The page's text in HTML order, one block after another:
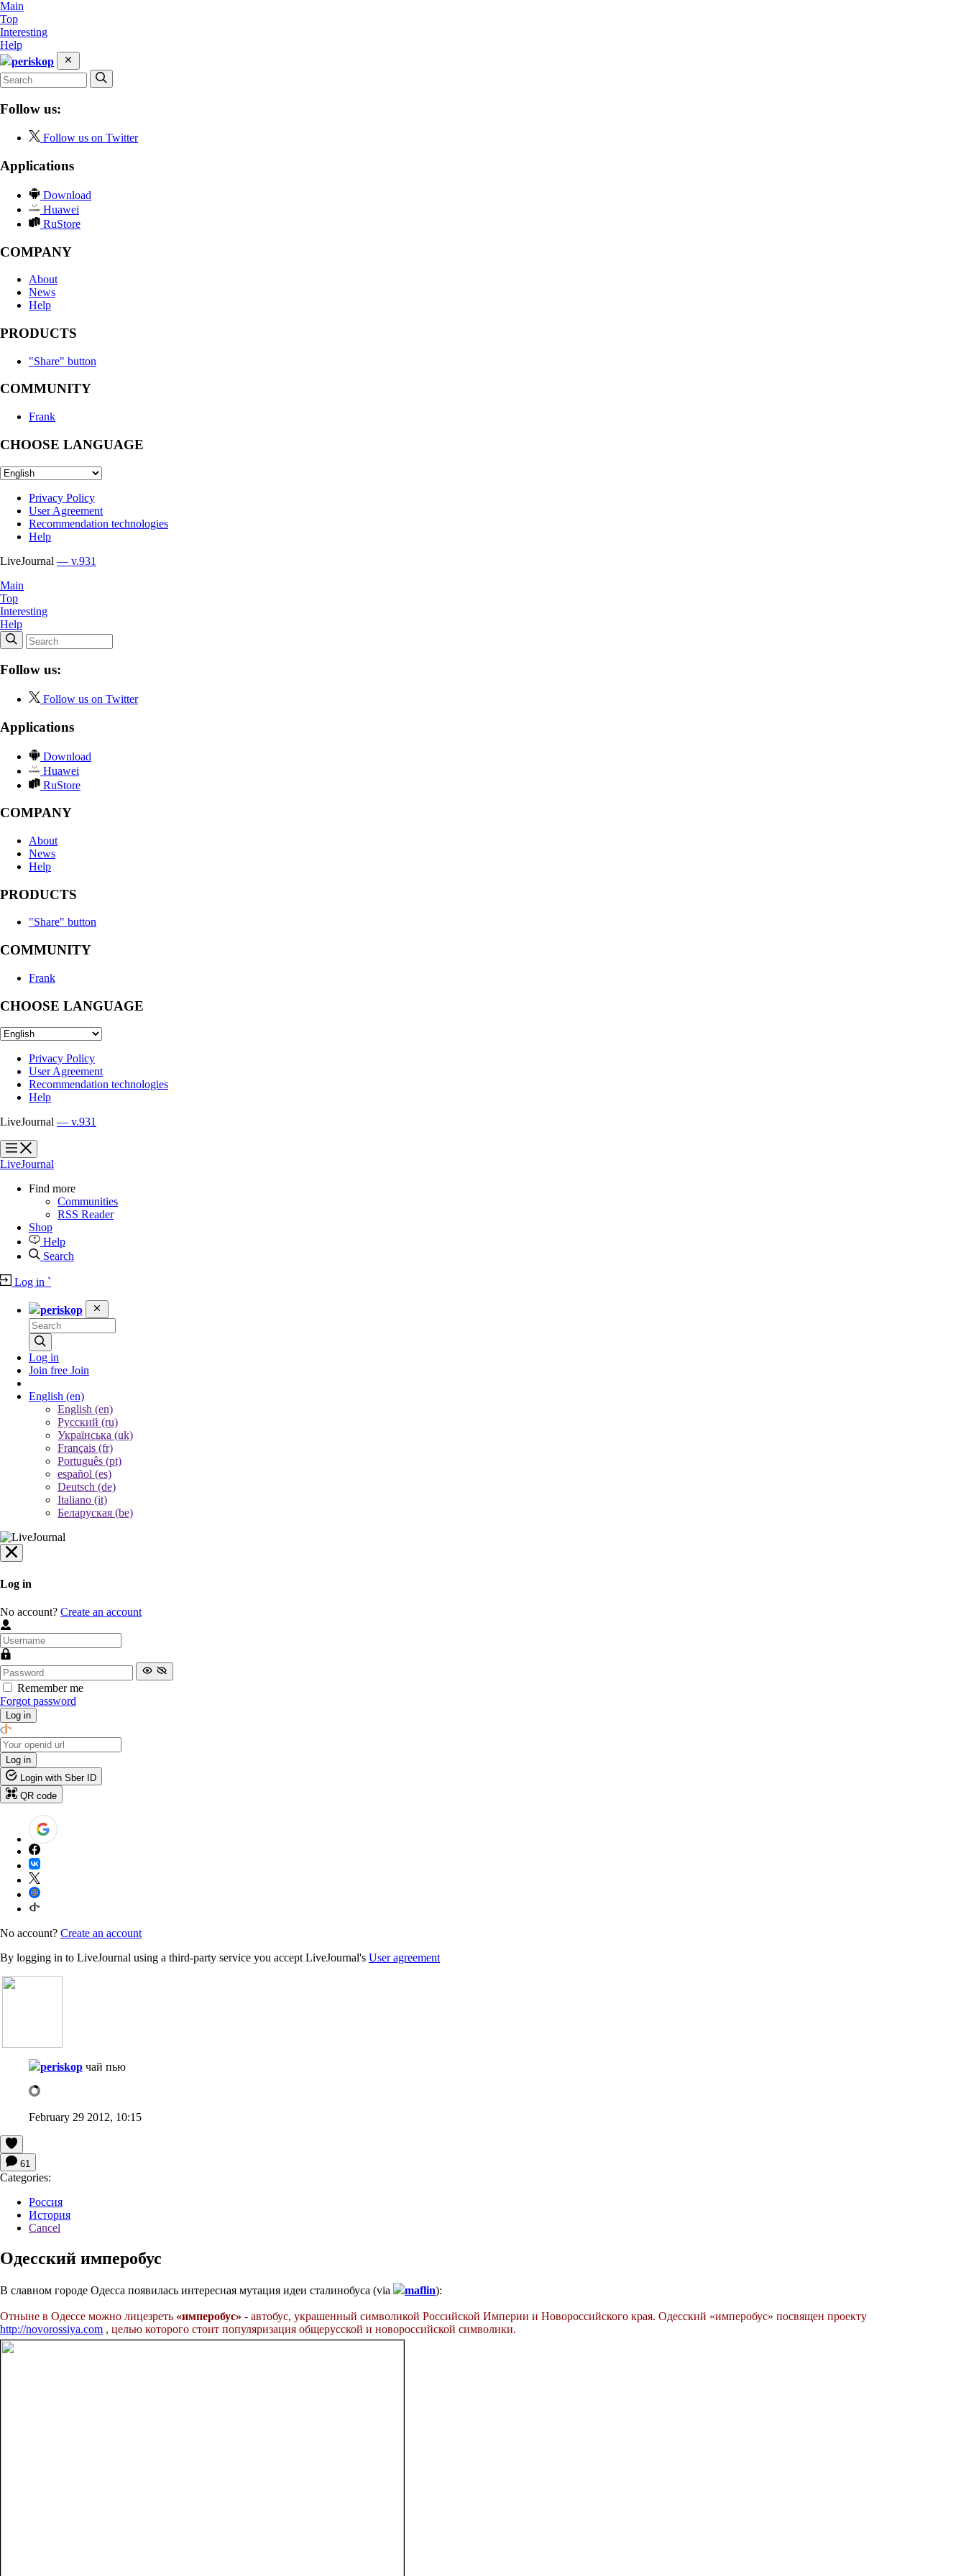
Main
Top
Interesting
Help
periskop
Follow us:
Follow us on Twitter
Applications
Download
Huawei
RuStore
COMPANY
About
News
Help
PRODUCTS
"Share" button
COMMUNITY
Frank
CHOOSE LANGUAGE
Privacy Policy
User Agreement
Recommendation technologies
Help
LiveJournal — v.931
Main
Top
Interesting
Help
Follow us:
Follow us on Twitter
Applications
Download
Huawei
RuStore
COMPANY
About
News
Help
PRODUCTS
"Share" button
COMMUNITY
Frank
CHOOSE LANGUAGE
Privacy Policy
User Agreement
Recommendation technologies
Help
LiveJournal — v.931
?
?
LiveJournal
Find more
Communities
RSS Reader
Shop
Help
Search
Log in `
periskop
Log in
Join free Join
English (en)
English (en)
Русский (ru)
Українська (uk)
Français (fr)
Português (pt)
español (es)
Deutsch (de)
Italiano (it)
Беларуская (be)
Log in
No account? Create an account
Remember me
Forgot password
Log in
Log in
Login with Sber ID
QR code
No account? Create an account
By logging in to LiveJournal using a third-party service you accept LiveJournal's User agreement
periskop чай пью
February 29 2012, 10:15
61
Categories:
Россия
История
Cancel
Одесский имперобус
В славном городе Одесса появилась интересная мутация идеи сталинобуса (via maflin):
Отныне в Одессе можно лицезреть «имперобус» - автобус, украшенный символикой Российской Империи и Новороссийского края. Одесский «имперобус» посвящен проекту
http://novorossiya.com , целью которого стоит популяризация общерусской и новороссийской символики.